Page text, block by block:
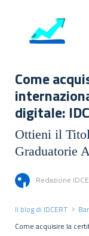
Come
digitale:
Ottieni il
Graduatorie
Redazione
Il blog di IDCERT
Come acquisire la